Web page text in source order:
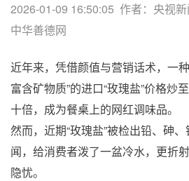
2026-01-09 16:50:05 作者：央视
中华善德网
近年来，凭借颜值与营销话术，一种
富含矿物质”的进口“玫瑰盐”价格炒
十倍，成为餐桌上的网红调味品。
然而，近期“玫瑰盐”被检出铅、砷
闻，给消费者泼了一盆冷水，更折
隐忧。